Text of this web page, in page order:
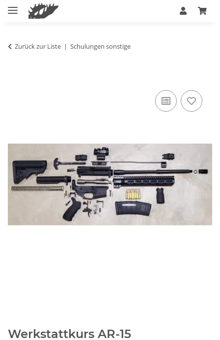
Zurück zur Liste Schulungen sonstige
Werkstattkurs AR-15